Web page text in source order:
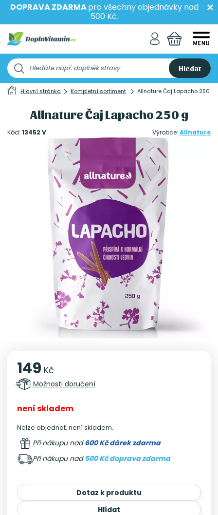
DOPRAVA ZDARMApro všechny objednávky nad
500 Kč.
Hledat
Hlavní stránka Kompletní sortiment Allnature Čaj Lapacho 250 g
Allnature Čaj Lapacho 250 g
Kód: 13452 V Výrobce: Allnature
149 Kč
Možnosti doručení
není skladem
Nelze objednat, není skladem.
Při nákupu nad600 Kč dárek zdarma
Při nákupu nad 500 Kč doprava zdarma
Dotaz k produktu
Hlídat